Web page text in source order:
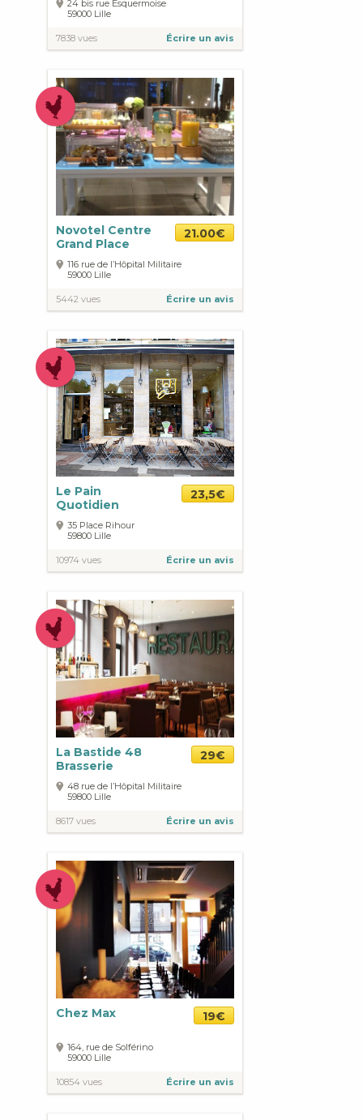
24 bis rue Esquermoise
59000 Lille
7838 vues Écrire un avis
Novotel Centre
Grand Place
21.00€
116 rue de l’Hôpital Militaire
59000 Lille
5442 vues Écrire un avis
Le Pain
Quotidien
23,5€
35 Place Rihour
59800 Lille
10974 vues Écrire un avis
La Bastide 48
Brasserie
29€
48 rue de l’Hôpital Militaire
59800 Lille
8617 vues Écrire un avis
Chez Max 19€
164, rue de Solférino
59000 Lille
10854 vues Écrire un avis